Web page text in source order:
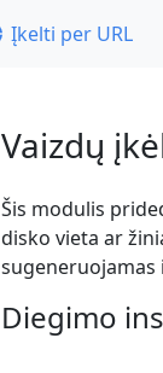
Įkelti per URL
Vaizdų
Šis modulis
disko vieta ar
sugeneruojamas
Diegimo